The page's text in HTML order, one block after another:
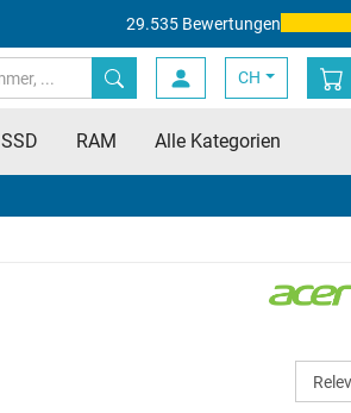
29.535 Bewertungen
CH
SSD RAM Alle Kategorien